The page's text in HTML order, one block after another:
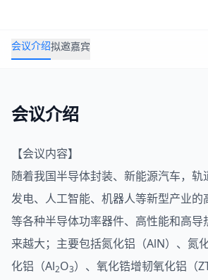
会议介绍拟邀嘉宾
会议介绍
【会议内容】
随着我国半导体封装、新能源汽车，轨
发电、人工智能、机器人等新型产业的
等各种半导体功率器件、高性能和高导
来越大；主要包括氮化铝（AlN）、氮
化铝（Al2O3）、氧化锆增韧氧化铝（